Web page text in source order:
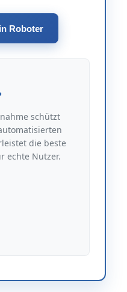
Roboter
schützt
die beste
echte Nutzer.